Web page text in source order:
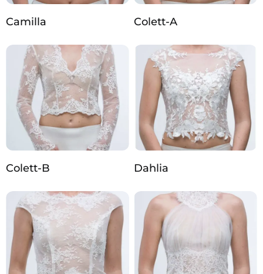
Camilla Colett-A
Colett-B Dahlia